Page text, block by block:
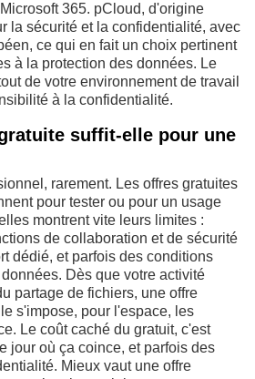
365. pCloud, d'origine
la sécurité et la confidentialité, avec
ce qui en fait un choix pertinent
à la protection des données. Le
de votre environnement de travail
à la confidentialité.
suffit-elle pour une
rarement. Les offres gratuites
pour tester ou pour un usage
montrent vite leurs limites :
de collaboration et de sécurité
dédié, et parfois des conditions
Dès que votre activité
partage de fichiers, une offre
s'impose, pour l'espace, les
Le coût caché du gratuit, c'est
jour où ça coince, et parfois des
Mieux vaut une offre